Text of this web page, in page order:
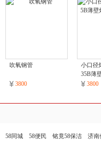
吹氧钢管
3800
小口径
35B薄
焊管3800
58同城 58便民 铭竟58保洁 济南